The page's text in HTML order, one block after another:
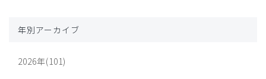
年別アーカイブ
2026年(101)